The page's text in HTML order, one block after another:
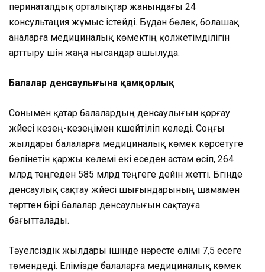
перинаталдық орталықтар жанындағы 24
консультация жұмыс істейді. Бұдан бөлек, болашақ
аналарға медициналық көмектің қолжетімділігін
арттыру үшін жаңа нысандар ашылуда.
Балалар денсаулығына қамқорлық
Сонымен қатар балалардың денсаулығын қорғау
жүйесі кезең-кезеңімен күшейтіліп келеді. Соңғы
жылдары балаларға медициналық көмек көрсетуге
бөлінетін қаржы көлемі екі еседен астам өсіп, 264
млрд теңгеден 585 млрд теңгеге дейін жетті. Бүгінде
денсаулық сақтау жүйесі шығындарының шамамен
төрттен бірі балалар денсаулығын сақтауға
бағытталады.
Тәуелсіздік жылдары ішінде нәресте өлімі 7,5 есеге
төмендеді. Елімізде балаларға медициналық көмек